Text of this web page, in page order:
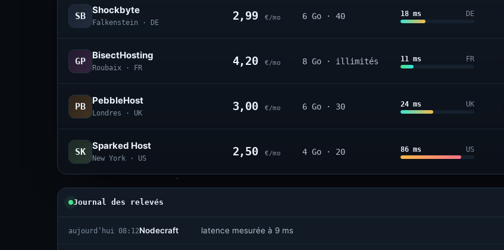
SB
Shockbyte
Falkenstein · DE
2,99 €/mo 6 Go · 40 18 ms DE
GP
BisectHosting
Roubaix · FR
4,20 €/mo 8 Go · illimités 11 ms FR
PB
PebbleHost
Londres · UK
3,00 €/mo 6 Go · 30 24 ms UK
SK
Sparked Host
New York · US
2,50 €/mo 4 Go · 20 86 ms US
Journal des relevés
aujourd’hui 08:12Nodecraft latence mesurée à 9 ms